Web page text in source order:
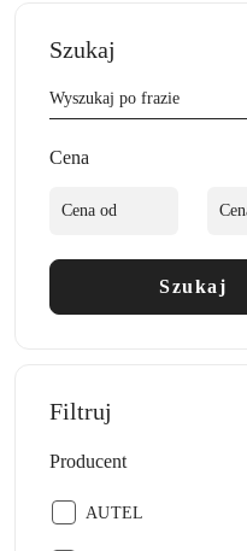
Szukaj
Cena
Szukaj
Filtruj
Producent
Producent:
AUTEL